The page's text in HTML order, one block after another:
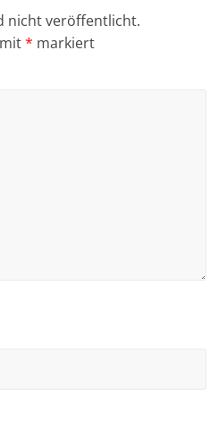
nicht veröffentlicht.
mit* markiert